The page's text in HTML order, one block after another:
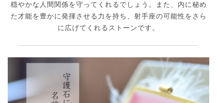
穏やかな人間関係を守ってくれるでしょう。また、内に秘め
た才能を豊かに発揮させる力を持ち、射手座の可能性をさら
に広げてくれるストーンです。